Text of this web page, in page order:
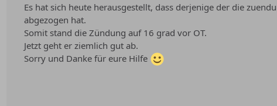
Es hat sich heute herausgestellt, dass derjenige der die
abgezogen hat.
Somit stand die Zündung auf 16 grad vor OT.
Jetzt geht er ziemlich gut ab.
Sorry und Danke für eure Hilfe